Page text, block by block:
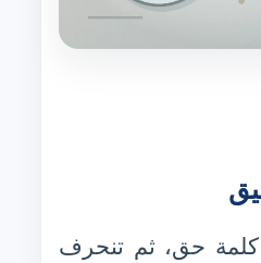
كلمة حق، ثم تنحرف